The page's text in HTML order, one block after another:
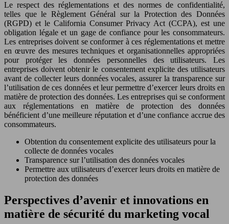
Le respect des réglementations et des normes de confidentialité,
telles que le Règlement Général sur la Protection des Données
(RGPD) et le California Consumer Privacy Act (CCPA), est une
obligation légale et un gage de confiance pour les consommateurs.
Les entreprises doivent se conformer à ces réglementations et mettre
en œuvre des mesures techniques et organisationnelles appropriées
pour protéger les données personnelles des utilisateurs. Les
entreprises doivent obtenir le consentement explicite des utilisateurs
avant de collecter leurs données vocales, assurer la transparence sur
l’utilisation de ces données et leur permettre d’exercer leurs droits en
matière de protection des données. Les entreprises qui se conforment
aux réglementations en matière de protection des données
bénéficient d’une meilleure réputation et d’une confiance accrue des
consommateurs.
Obtention du consentement explicite des utilisateurs pour la
collecte de données vocales
Transparence sur l’utilisation des données vocales
Permettre aux utilisateurs d’exercer leurs droits en matière de
protection des données
Perspectives d’avenir et innovations en
matière de sécurité du marketing vocal